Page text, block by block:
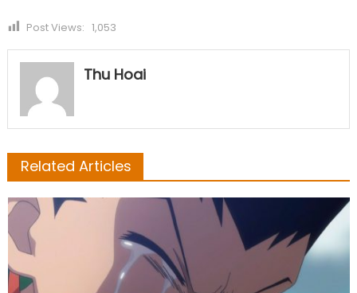
Post Views: 1,053
Thu Hoai
Related Articles